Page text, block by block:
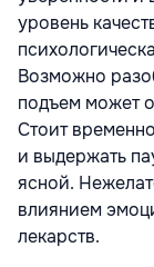
уровень
Возможно
подъем может
Стоит
и выдержать
ясной.
влиянием
лекарств.